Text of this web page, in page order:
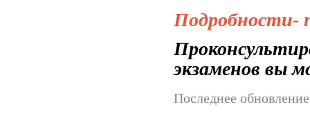
Подробности-
экзаменов вы
Последнее